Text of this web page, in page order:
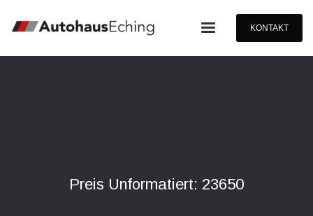
KONTAKT
Preis Unformatiert: 23650